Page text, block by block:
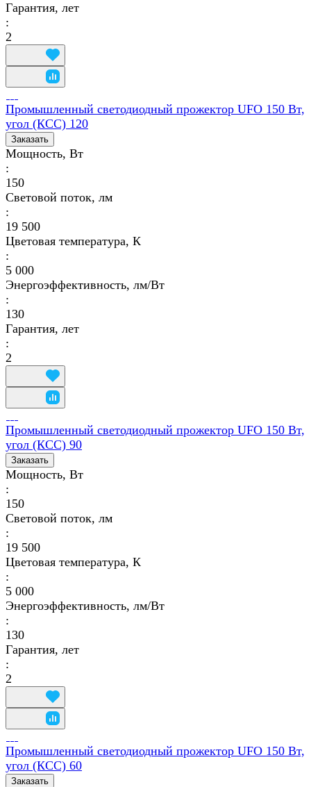
Гарантия, лет
:
2
Промышленный светодиодный прожектор UFO 150 Вт,
угол (КСС) 120
Заказать
Мощность, Вт
:
150
Световой поток, лм
:
19 500
Цветовая температура, К
:
5 000
Энергоэффективность, лм/Вт
:
130
Гарантия, лет
:
2
Промышленный светодиодный прожектор UFO 150 Вт,
угол (КСС) 90
Заказать
Мощность, Вт
:
150
Световой поток, лм
:
19 500
Цветовая температура, К
:
5 000
Энергоэффективность, лм/Вт
:
130
Гарантия, лет
:
2
Промышленный светодиодный прожектор UFO 150 Вт,
угол (КСС) 60
Заказать